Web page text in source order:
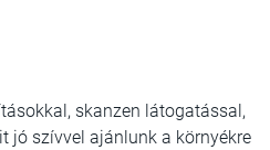
skanzen látogatással,
jó szívvel ajánlunk a környékre